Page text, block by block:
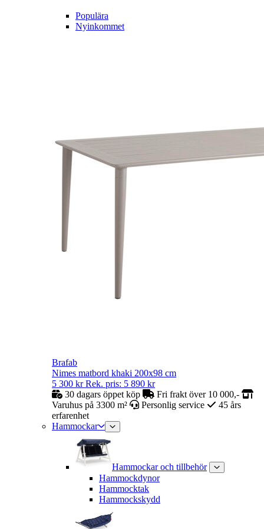
Populära
Nyinkommet
Brafab
Nimes matbord khaki 200x98 cm
5 300 kr Rek. pris: 5 890 kr
30 dagars öppet köp
Fri frakt över 10 000,-
Varuhus på 3300 m²
Personlig service
45 års
erfarenhet
Hammockar
Hammockar och tillbehör
Hammockdynor
Hammocktak
Hammockskydd